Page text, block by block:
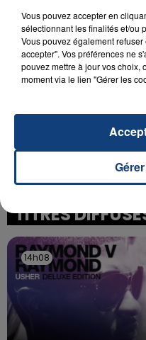
d'un liquide
UNE
OPÉRER DE LA
La famille a porté
reconnu sa
TITRES
14h08
14h08
Vous pouvez accepter en
sélectionnant les finalités et/ou
Vous pouvez également
accepter". Vos préférences ne
pouvez mettre à jour vos choix,
moment via le lien "Gérer les